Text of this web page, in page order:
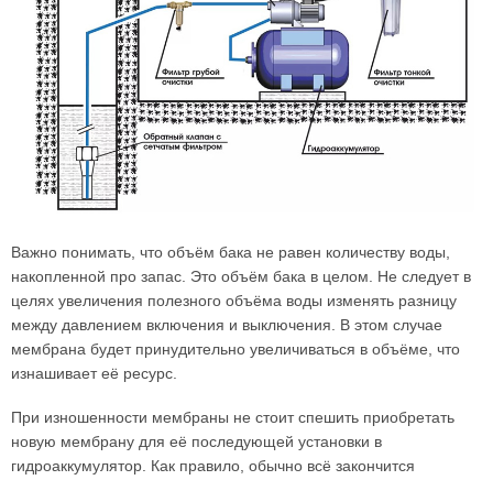
Важно понимать, что объём бака не равен количеству воды,
накопленной про запас. Это объём бака в целом. Не следует в
целях увеличения полезного объёма воды изменять разницу
между давлением включения и выключения. В этом случае
мембрана будет принудительно увеличиваться в объёме, что
изнашивает её ресурс.
При изношенности мембраны не стоит спешить приобретать
новую мембрану для её последующей установки в
гидроаккумулятор. Как правило, обычно всё закончится